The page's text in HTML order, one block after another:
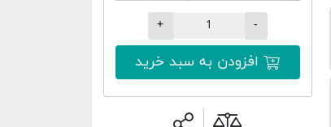
-
+
افزودن به سبد خرید